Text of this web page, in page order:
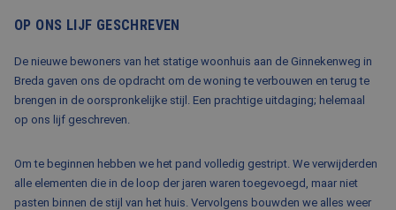
REFERENTIES
BLOG
WERKEN BIJ BALEMANS
OP ONS LIJF GESCHREVEN
De nieuwe bewoners van het statige woonhuis aan de Ginnekenweg in
Breda gaven ons de opdracht om de woning te verbouwen en terug te
brengen in de oorspronkelijke stijl. Een prachtige uitdaging; helemaal
op ons lijf geschreven.
Om te beginnen hebben we het pand volledig gestript. We verwijderden
alle elementen die in de loop der jaren waren toegevoegd, maar niet
pasten binnen de stijl van het huis. Vervolgens bouwden we alles weer